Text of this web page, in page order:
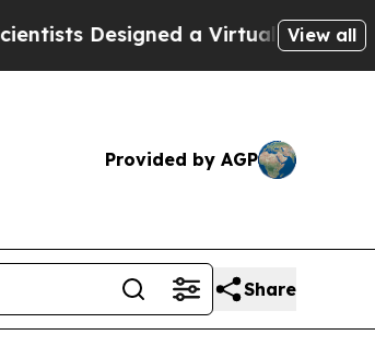
a Virtual Alien Lifeform to
View all
Provided by AGP
Share